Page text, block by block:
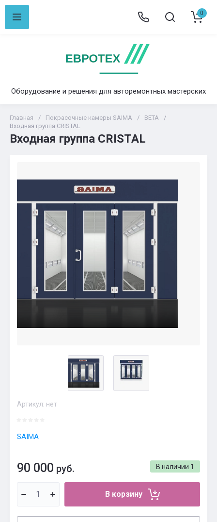
Оборудование и решения для авторемонтных мастерских
0
Главная / Покрасочные камеры SAIMA / BETA
/
Входная группа CRISTAL
Входная группа CRISTAL
Артикул: нет
SAIMA
В наличии 1
90 000 руб.
В корзину